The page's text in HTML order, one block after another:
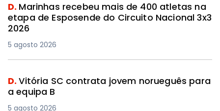
D. Marinhas recebeu mais de 400 atletas na
etapa de Esposende do Circuito Nacional 3x3
2026
5 agosto 2026
D.Vitória SC contrata jovem norueguês para
a equipa B
5 agosto 2026